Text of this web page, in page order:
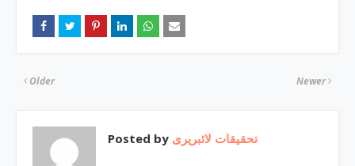
Newer
Older
Posted by تحقیقات لائبریری